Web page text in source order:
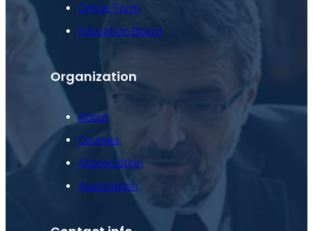
Online Form
Education Board
Organization
About
Courses
Appreciation
Association